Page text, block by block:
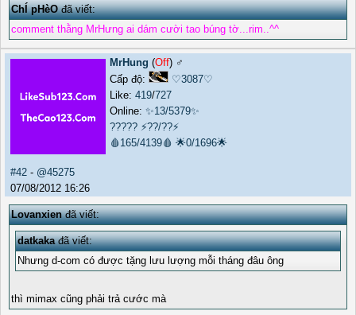
ChÍ pHèOđã viết:
comment thằng MrHưng ai dám cười tao búng tờ...rim..^^
MrHung (Off) ♂️
Cấp độ:
♡3087♡
Like: 419/727
Online: ✨13/5379✨
????? ⚡??/??⚡
🩸165/4139🩸 🌟0/1696🌟
#42 - @45275
07/08/2012 16:26
Lovanxienđã viết:
datkakađã viết:
Nhưng d-com có được tặng lưu lượng mỗi tháng đâu ông
thì mimax cũng phải trả cước mà